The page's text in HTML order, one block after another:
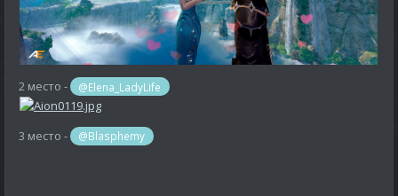
2 место - @Elena_LadyLife
3 место - @Blasphemy